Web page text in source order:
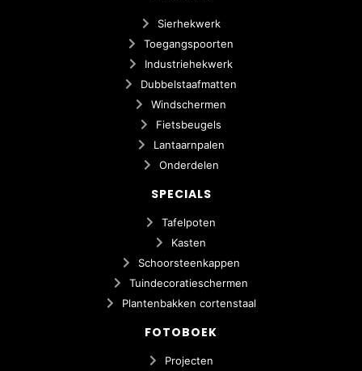
Sierhekwerk
Toegangspoorten
Industriehekwerk
Dubbelstaafmatten
Windschermen
Fietsbeugels
Lantaarnpalen
Onderdelen
SPECIALS
Tafelpoten
Kasten
Schoorsteenkappen
Tuindecoratieschermen
Plantenbakken cortenstaal
FOTOBOEK
Projecten